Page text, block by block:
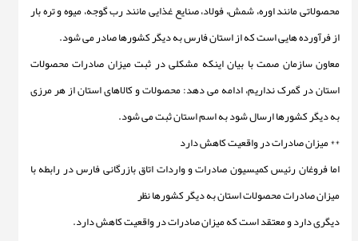
محصولاتی مانند اوره، شمش، فولاد، صنایع غذایی مانند رب گوجه، میوه و تره بار
از فرآورده هایی است که از استان فارس به دیگر کشورها صادر می شود.
معاون سازمان صمت با بیان اینکه مشکلی در ثبت میزان صادرات محصولات
استان در گمرک نداریم، ادامه می دهد: محصولات و کالاهای استان از هر مرزی
به دیگر کشورها ارسال شود به اسم استان ثبت می شود.
** میزان صادرات در واقعیت کاهش دارد
اما فروغان رئیس کمیسیون صادرات و واردات اتاق بازرگانی فارس در رابطه با
میزان صادرات محصولات استان به دیگر کشورها نظر
دیگری دارد و معتقد است که میزان صادرات در واقعیت کاهش دارد.